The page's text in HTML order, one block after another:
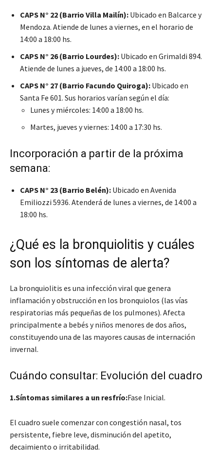
CAPS N° 22 (Barrio Villa Mailín): Ubicado en Balcarce y
Mendoza. Atiende de lunes a viernes, en el horario de
14:00 a 18:00 hs.
CAPS N° 26 (Barrio Lourdes): Ubicado en Grimaldi 894.
Atiende de lunes a jueves, de 14:00 a 18:00 hs.
CAPS N° 27 (Barrio Facundo Quiroga): Ubicado en
Santa Fe 601. Sus horarios varían según el día:
Lunes y miércoles: 14:00 a 18:00 hs.
Martes, jueves y viernes: 14:00 a 17:30 hs.
Incorporación a partir de la próxima
semana:
CAPS N° 23 (Barrio Belén): Ubicado en Avenida
Emiliozzi 5936. Atenderá de lunes a viernes, de 14:00 a
18:00 hs.
¿Qué es la bronquiolitis y cuáles
son los síntomas de alerta?
La bronquiolitis es una infección viral que genera
inflamación y obstrucción en los bronquiolos (las vías
respiratorias más pequeñas de los pulmones). Afecta
principalmente a bebés y niños menores de dos años,
constituyendo una de las mayores causas de internación
invernal.
Cuándo consultar: Evolución del cuadro
1.Síntomas similares a un resfrío:Fase Inicial.
El cuadro suele comenzar con congestión nasal, tos
persistente, fiebre leve, disminución del apetito,
decaimiento o irritabilidad.